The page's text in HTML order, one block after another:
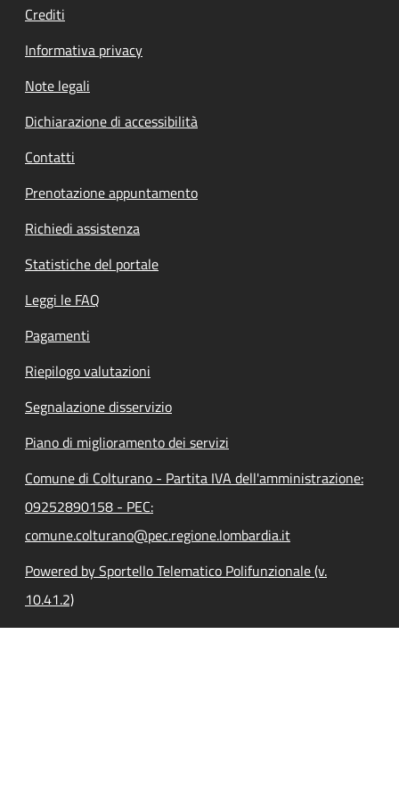
Crediti
Informativa privacy
Note legali
Dichiarazione di accessibilità
Contatti
Prenotazione appuntamento
Richiedi assistenza
Statistiche del portale
Leggi le FAQ
Pagamenti
Riepilogo valutazioni
Segnalazione disservizio
Piano di miglioramento dei servizi
Comune di Colturano - Partita IVA dell'amministrazione:
09252890158 - PEC:
comune.colturano@pec.regione.lombardia.it
Powered by Sportello Telematico Polifunzionale (v.
10.41.2)